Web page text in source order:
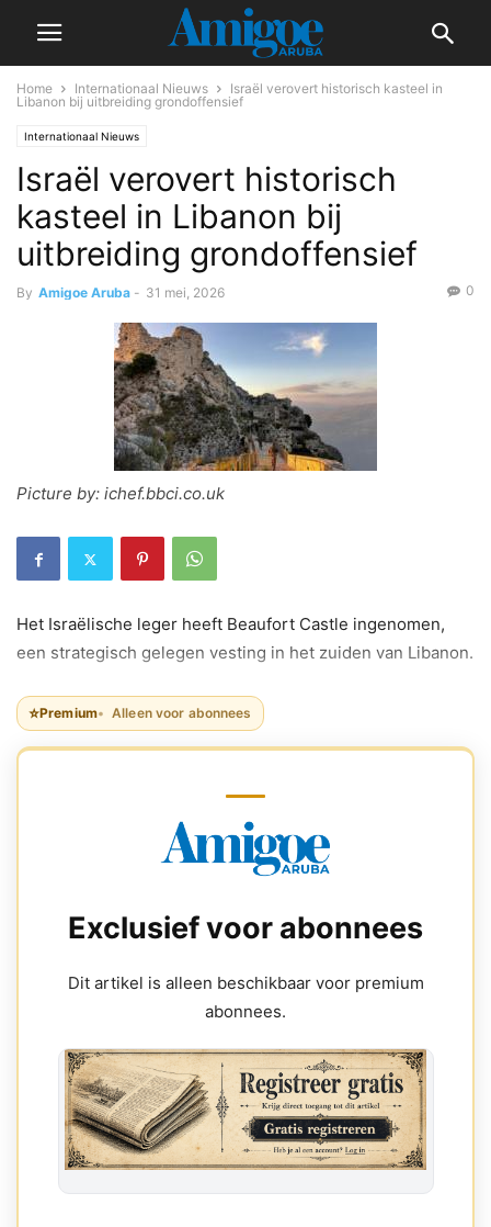
Home Internationaal Nieuws
Israël verovert historisch kasteel in
Libanon bij uitbreiding grondoffensief
Internationaal Nieuws
Israël verovert historisch
kasteel in Libanon bij
uitbreiding grondoffensief
By Amigoe Aruba - 31 mei, 2026 0
Picture by: ichef.bbci.co.uk
Het Israëlische leger heeft Beaufort Castle ingenomen,
een strategisch gelegen vesting in het zuiden van Libanon.
⭐Premium Alleen voor abonnees
Exclusief voor abonnees
Dit artikel is alleen beschikbaar voor premium
abonnees.